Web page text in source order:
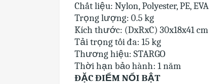
Chất liệu: Nylon, Polyester, PE, EVA
Trọng lượng: 0.5 kg
Kích thước: (DxRxC) 30x18x41 cm
Tải trọng tối đa: 15 kg
Thương hiệu: STARGO
Thời hạn bảo hành: 1 năm
ĐẶC ĐIỂM NỔI BẬT